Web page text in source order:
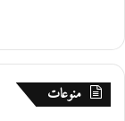
منوعات